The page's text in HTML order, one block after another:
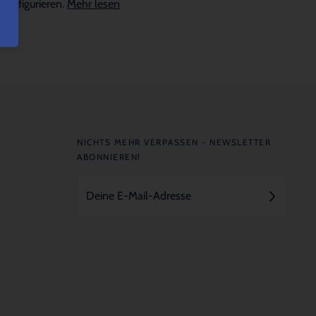
konfigurieren. Mehr lesen
NICHTS MEHR VERPASSEN - NEWSLETTER
ABONNIEREN!